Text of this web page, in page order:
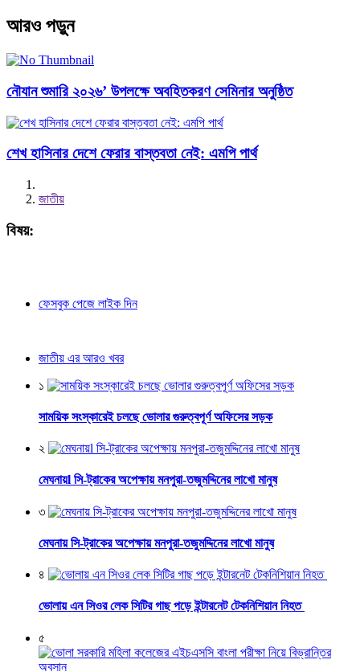
আরও পড়ুন
নৌযান শুমারি ২০২৬’ উপলক্ষে অবহিতকরণ সেমিনার অনুষ্ঠিত
শেখ হাসিনার দেশে ফেরার বাস্তবতা নেই: এমপি পার্থ
জাতীয়
বিষয়:
ফেসবুক পেজে লাইক দিন
জাতীয় এর আরও খবর
১
সাময়িক সংস্কারেই চলছে ভোলার গুরুত্বপূর্ণ অফিসের সড়ক
২
মেঘনায়l সি-ট্রাকের অপেক্ষায় মনপুরা-তজুমদ্দিনের লাখো মানুষ
৩
মেঘনায় সি-ট্রাকের অপেক্ষায় মনপুরা-তজুমদ্দিনের লাখো মানুষ
৪
ভোলায় এন সিওর লেক সিটির গাছ পড়ে ইন্টারনেট টেকনিশিয়ান নিহত
৫